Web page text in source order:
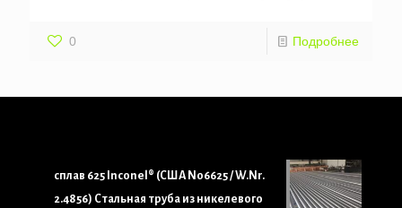
0 Подробнее
сплав 625 Inconel® (США N06625 / W.Nr.
2.4856) Стальная труба из никелевого